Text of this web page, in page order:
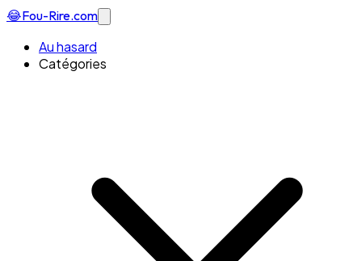
😂Fou-Rire.com
Au hasard
Catégories